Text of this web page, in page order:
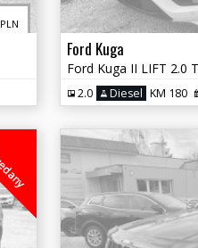
PLN
Ford Kuga
2.0 Diesel KM 180